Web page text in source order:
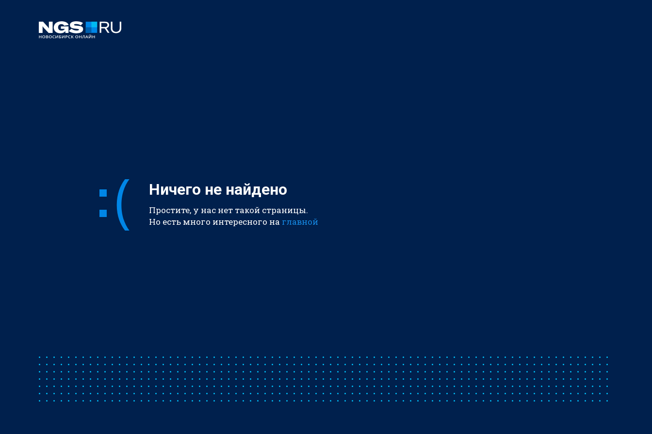
Ничего не найдено
Простите, у нас нет такой страницы.
Но есть много интересного на главной